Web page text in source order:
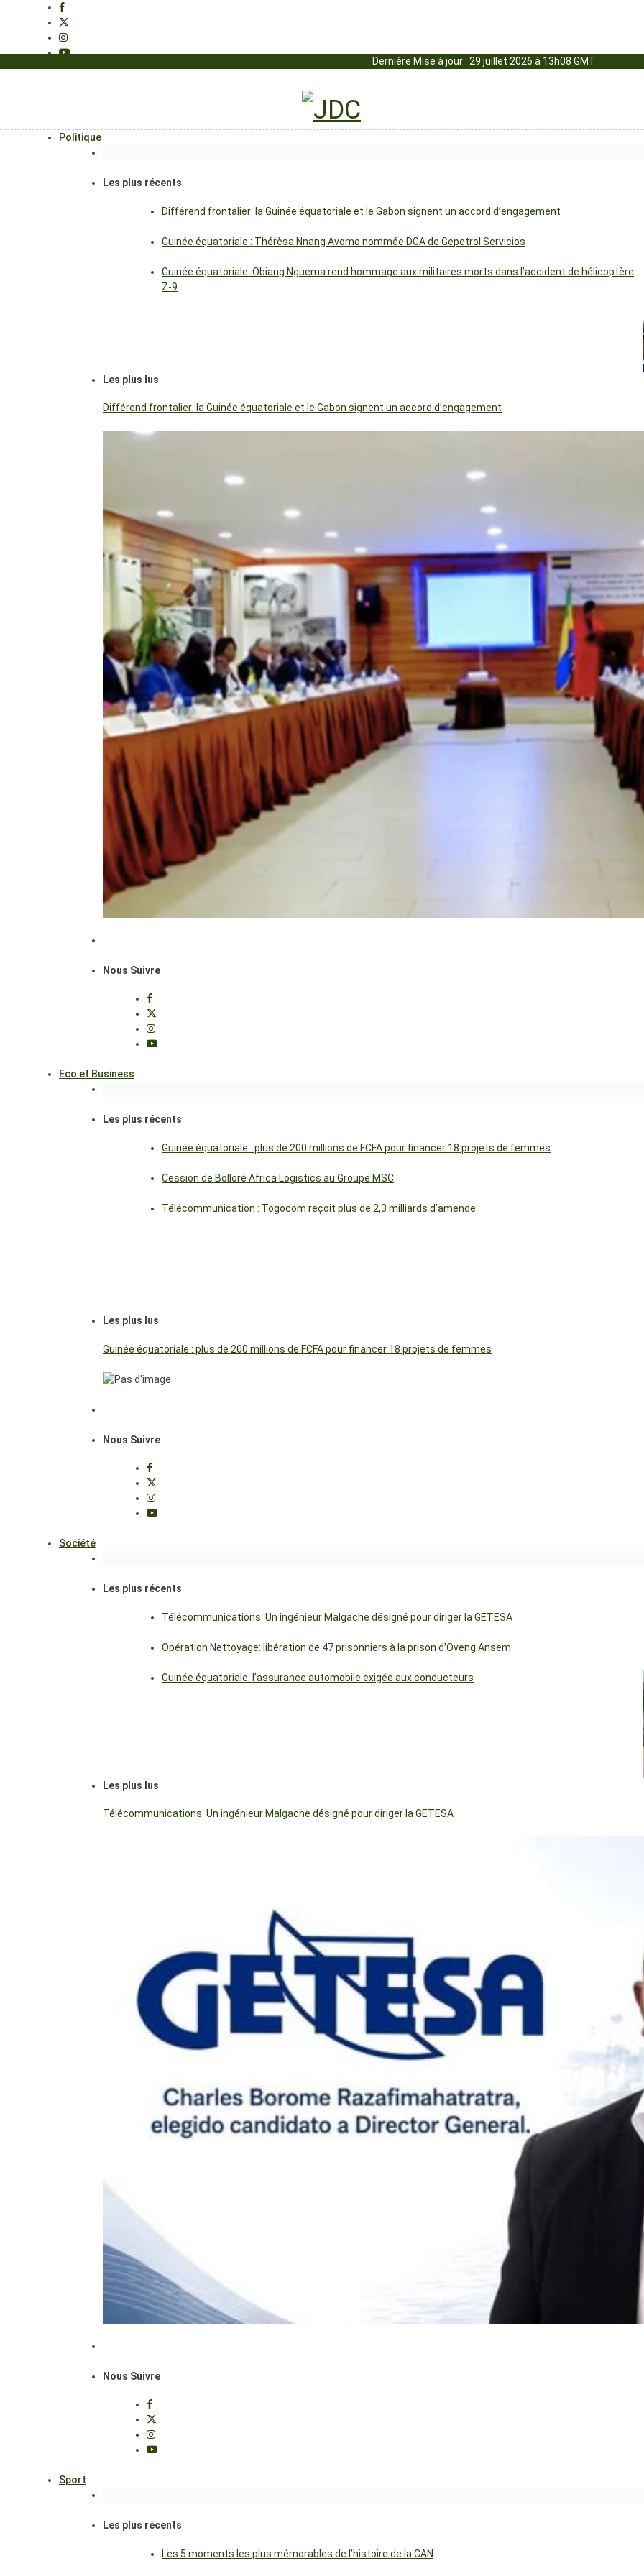
Dernière Mise à jour : 29 juillet 2026 à 13h08 GMT
Politique
Les plus récents
Différend frontalier: la Guinée équatoriale et le Gabon signent un accord d’engagement
Guinée équatoriale : Thérèsa Nnang Avomo nommée DGA de Gepetrol Servicios
Guinée équatoriale: Obiang Nguema rend hommage aux militaires morts dans l’accident de hélicoptère
Z-9
Les plus lus
Différend frontalier: la Guinée équatoriale et le Gabon signent un accord d’engagement
Nous Suivre
Eco et Business
Les plus récents
Guinée équatoriale : plus de 200 millions de FCFA pour financer 18 projets de femmes
Cession de Bolloré Africa Logistics au Groupe MSC
Télécommunication : Togocom reçoit plus de 2,3 milliards d’amende
Les plus lus
Guinée équatoriale : plus de 200 millions de FCFA pour financer 18 projets de femmes
Nous Suivre
Société
Les plus récents
Télécommunications: Un ingénieur Malgache désigné pour diriger la GETESA
Opération Nettoyage: libération de 47 prisonniers à la prison d’Oveng Ansem
Guinée équatoriale: l’assurance automobile exigée aux conducteurs
Les plus lus
Télécommunications: Un ingénieur Malgache désigné pour diriger la GETESA
Nous Suivre
Sport
Les plus récents
Les 5 moments les plus mémorables de l’histoire de la CAN